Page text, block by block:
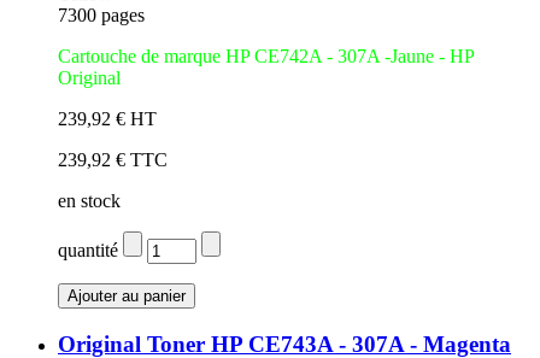
7300 pages
Cartouche de marque HP CE742A - 307A -Jaune - HP
Original
239,92 € HT
239,92 € TTC
en stock
quantité
Original Toner HP CE743A - 307A - Magenta